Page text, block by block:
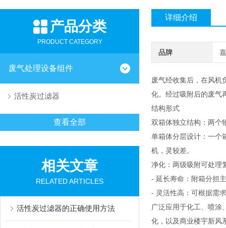
产品分类
PRODUCT CATEGORY
废气处理设备组件
活性炭过滤器
查看全部
相关文章
RELATED ARTICLES
活性炭过滤器的正确使用方法
详细介绍
品牌
废气经收集后，在风机
化。经过吸附后的废气
结构形式
双箱体独立结构：两个
单箱体分层设计：一个
机，灵较差。
净化：两级吸附可处理
- 延长寿命：附箱分担
- 灵活性高：可根据需
广泛应用于化工、喷涂
化，以及商业楼宇新风